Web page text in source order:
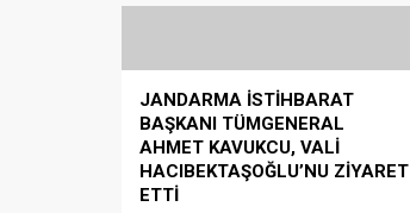
“İnsanlığımızı sorgulamamızı,
ve nefretin yerini sevgi ve
hoşgörüye, bencilliğin yerini
yardımlaşma ve dayanışmaya
bıraktığı bir ayın sonunda
Ramazan...
JANDARMA İSTİHBARAT
BAŞKANI TÜMGENERAL
AHMET KAVUKCU, VALİ
HACIBEKTAŞOĞLU’NU ZİYARET
ETTİ